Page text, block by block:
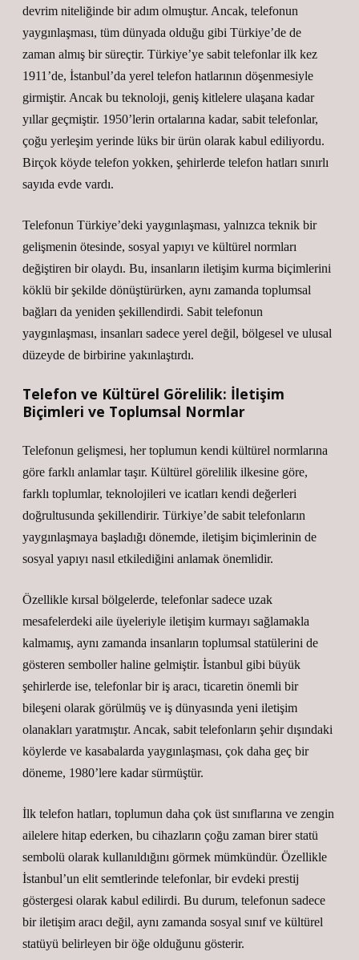
devrim niteliğinde bir adım olmuştur. Ancak, telefonun
yaygınlaşması, tüm dünyada olduğu gibi Türkiye’de de
zaman almış bir süreçtir. Türkiye’ye sabit telefonlar ilk kez
1911’de, İstanbul’da yerel telefon hatlarının döşenmesiyle
girmiştir. Ancak bu teknoloji, geniş kitlelere ulaşana kadar
yıllar geçmiştir. 1950’lerin ortalarına kadar, sabit telefonlar,
çoğu yerleşim yerinde lüks bir ürün olarak kabul ediliyordu.
Birçok köyde telefon yokken, şehirlerde telefon hatları sınırlı
sayıda evde vardı.
Telefonun Türkiye’deki yaygınlaşması, yalnızca teknik bir
gelişmenin ötesinde, sosyal yapıyı ve kültürel normları
değiştiren bir olaydı. Bu, insanların iletişim kurma biçimlerini
köklü bir şekilde dönüştürürken, aynı zamanda toplumsal
bağları da yeniden şekillendirdi. Sabit telefonun
yaygınlaşması, insanları sadece yerel değil, bölgesel ve ulusal
düzeyde de birbirine yakınlaştırdı.
Telefon ve Kültürel Görelilik: İletişim
Biçimleri ve Toplumsal Normlar
Telefonun gelişmesi, her toplumun kendi kültürel normlarına
göre farklı anlamlar taşır. Kültürel görelilik ilkesine göre,
farklı toplumlar, teknolojileri ve icatları kendi değerleri
doğrultusunda şekillendirir. Türkiye’de sabit telefonların
yaygınlaşmaya başladığı dönemde, iletişim biçimlerinin de
sosyal yapıyı nasıl etkilediğini anlamak önemlidir.
Özellikle kırsal bölgelerde, telefonlar sadece uzak
mesafelerdeki aile üyeleriyle iletişim kurmayı sağlamakla
kalmamış, aynı zamanda insanların toplumsal statülerini de
gösteren semboller haline gelmiştir. İstanbul gibi büyük
şehirlerde ise, telefonlar bir iş aracı, ticaretin önemli bir
bileşeni olarak görülmüş ve iş dünyasında yeni iletişim
olanakları yaratmıştır. Ancak, sabit telefonların şehir dışındaki
köylerde ve kasabalarda yaygınlaşması, çok daha geç bir
döneme, 1980’lere kadar sürmüştür.
İlk telefon hatları, toplumun daha çok üst sınıflarına ve zengin
ailelere hitap ederken, bu cihazların çoğu zaman birer statü
sembolü olarak kullanıldığını görmek mümkündür. Özellikle
İstanbul’un elit semtlerinde telefonlar, bir evdeki prestij
göstergesi olarak kabul edilirdi. Bu durum, telefonun sadece
bir iletişim aracı değil, aynı zamanda sosyal sınıf ve kültürel
statüyü belirleyen bir öğe olduğunu gösterir.